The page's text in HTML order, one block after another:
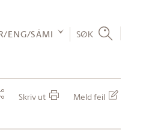
ENG/SÁMI SØK
Skriv ut Meld feil